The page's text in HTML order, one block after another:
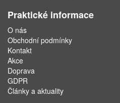
Praktické informace
O nás
Obchodní podmínky
Kontakt
Akce
Doprava
GDPR
Články a aktuality